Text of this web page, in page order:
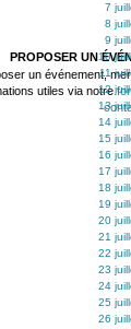
7
8
9
10
11
12
13
14
15
16
17
18
19
20
21
22
23
24
25
26
PROPOSER UN
un événement,
utiles via notre